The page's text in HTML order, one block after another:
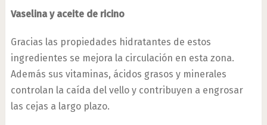
Vaselina y aceite de ricino
Gracias las propiedades hidratantes de estos
ingredientes se mejora la circulación en esta zona.
Además sus vitaminas, ácidos grasos y minerales
controlan la caída del vello y contribuyen a engrosar
las cejas a largo plazo.